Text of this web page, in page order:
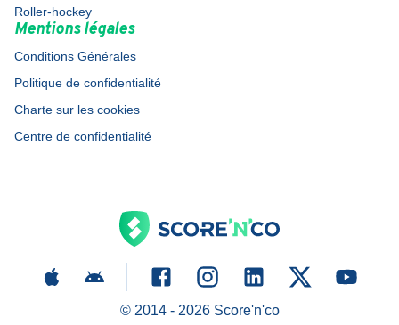
Roller-hockey
Mentions légales
Conditions Générales
Politique de confidentialité
Charte sur les cookies
Centre de confidentialité
© 2014 - 2026Score'n'co